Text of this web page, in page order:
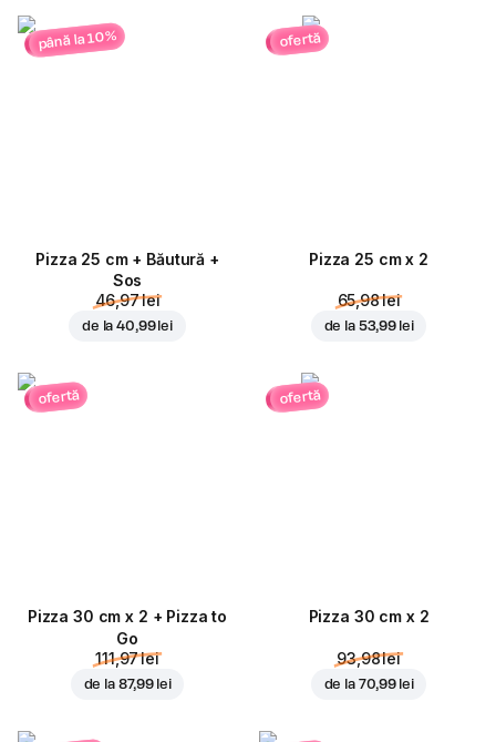
până la 10%
Pizza 25 cm + Băutură +
Sos
46,97 lei
de la40,99 lei
ofertă
Pizza 25 cm x 2
65,98 lei
de la 53,99 lei
ofertă
Pizza 30 cm x 2 + Pizza to
Go
111,97 lei
de la 87,99 lei
ofertă
Pizza 30 cm x 2
93,98 lei
de la 70,99 lei